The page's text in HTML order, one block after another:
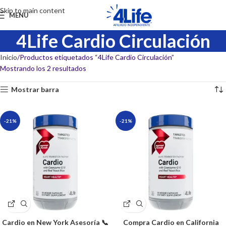
Skip to main content
MENU
4Life Cardio Circulación
Inicio Productos etiquetados “4Life Cardio Circulación”
Mostrando los 2 resultados
Mostrar barra
-21%
Cardio en New York Asesoría 📞
-21%
Compra Cardio en California